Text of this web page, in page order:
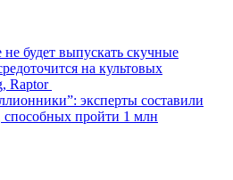
будет выпускать скучные
на культовых
Raptor
эксперты составили
способных пройти 1 млн